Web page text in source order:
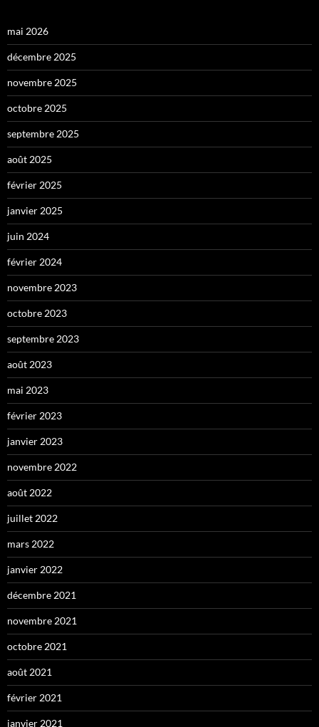
mai 2026
décembre 2025
novembre 2025
octobre 2025
septembre 2025
août 2025
février 2025
janvier 2025
juin 2024
février 2024
novembre 2023
octobre 2023
septembre 2023
août 2023
mai 2023
février 2023
janvier 2023
novembre 2022
août 2022
juillet 2022
mars 2022
janvier 2022
décembre 2021
novembre 2021
octobre 2021
août 2021
février 2021
janvier 2021